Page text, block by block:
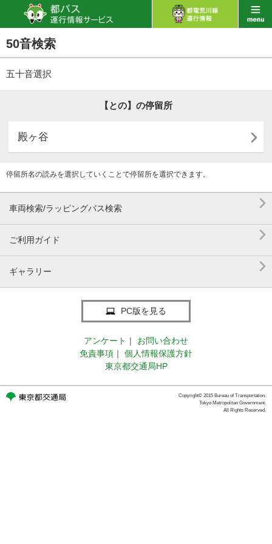
50音検索
五十音選択
【との】の停留所
殿ヶ谷 
停留所名の読みを選択していくことで停留所を選択できます。
車両検索/ラッピングバス検索 
ご利用ガイド 
ギャラリー 
PC版を見る
アンケート ｜
お問い合わせ
免責事項 ｜
個人情報保護方針
東京都交通局HP
Copyright© 2015 Bureau of Transportation.
Tokyo Metropolitan Government.
All Rights Reserved.